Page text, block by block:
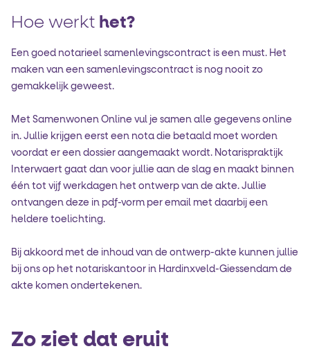
Hoe werkt het?
Een goed notarieel samenlevingscontract is een must. Het
maken van een samenlevingscontract is nog nooit zo
gemakkelijk geweest.
Met Samenwonen Online vul je samen alle gegevens online
in. Jullie krijgen eerst een nota die betaald moet worden
voordat er een dossier aangemaakt wordt. Notarispraktijk
Interwaert gaat dan voor jullie aan de slag en maakt binnen
één tot vijf werkdagen het ontwerp van de akte. Jullie
ontvangen deze in pdf-vorm per email met daarbij een
heldere toelichting.
Bij akkoord met de inhoud van de ontwerp-akte kunnen jullie
bij ons op het notariskantoor in Hardinxveld-Giessendam de
akte komen ondertekenen.
Zo ziet dat eruit